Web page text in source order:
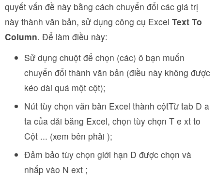
quyết vấn đề này bằng cách chuyển đổi các giá trị
này thành văn bản, sử dụng công cụ Excel Text To
Column. Để làm điều này:
Sử dụng chuột để chọn (các) ô bạn muốn
chuyển đổi thành văn bản (điều này không được
kéo dài quá một cột);
Nút tùy chọn văn bản Excel thành cộtTừ tab D a
ta của dải băng Excel, chọn tùy chọn T e xt to
Cột ... (xem bên phải );
Đảm bảo tùy chọn giới hạn D được chọn và
nhấp vào N ext ;